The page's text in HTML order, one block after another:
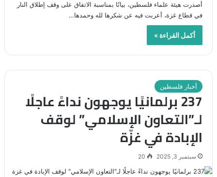
أصدرت هيئة علماء فلسطين، بيانًا بمناسبة الاتفاق على وقف إطلاق النار
في قطاع غزة، أعربت فيه عن شكرها لله وحمدها…
أكمل القراءة »
أخبار فلسطين
237 برلمانيًا يوجهون نداءً عاجلًا
لـ”التعاون الإسلامي” لوقف
الإبادة في غزّة
سبتمبر 3, 2025 20